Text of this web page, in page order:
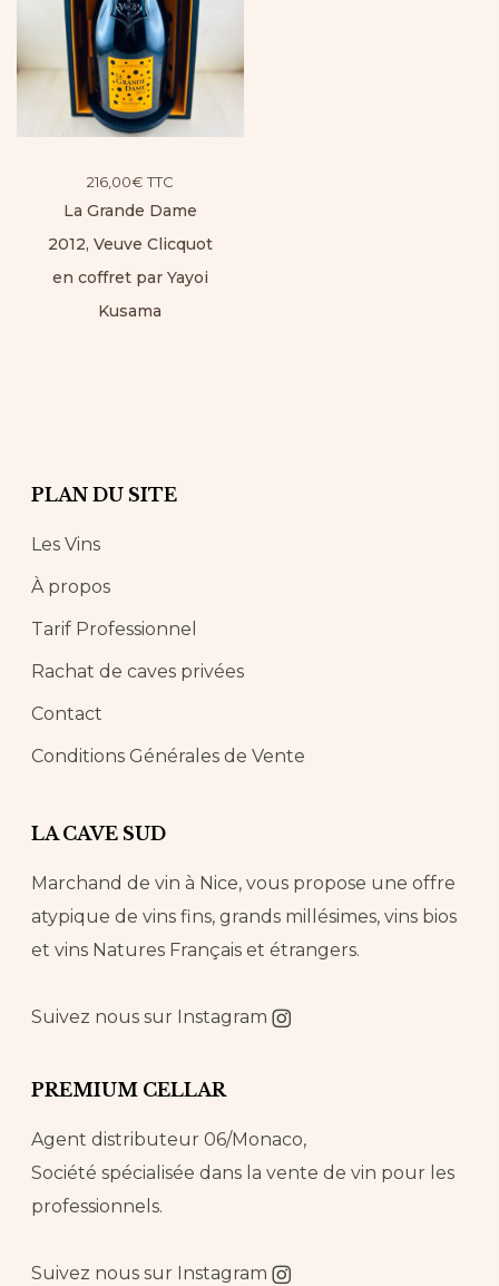
216,00€ TTC
La Grande Dame
2012, Veuve Clicquot
en coffret par Yayoi
Kusama
PLAN DU SITE
Les Vins
À propos
Tarif Professionnel
Rachat de caves privées
Contact
Conditions Générales de Vente
LA CAVE SUD
Marchand de vin à Nice, vous propose une offre
atypique de vins fins, grands millésimes, vins bios
et vins Natures Français et étrangers.
Suivez nous sur Instagram
PREMIUM CELLAR
Agent distributeur 06/Monaco,
Société spécialisée dans la vente de vin pour les
professionnels.
Suivez nous sur Instagram